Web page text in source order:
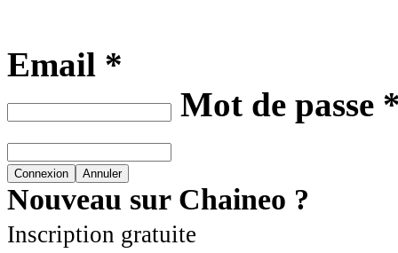
Email *
Mot de passe
Nouveau sur Chaineo ?
Inscription gratuite